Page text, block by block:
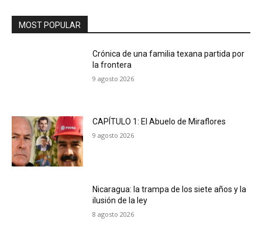
MOST POPULAR
Crónica de una familia texana partida por
la frontera
9 agosto 2026
CAPÍTULO 1: El Abuelo de Miraflores
9 agosto 2026
Nicaragua: la trampa de los siete años y la
ilusión de la ley
8 agosto 2026